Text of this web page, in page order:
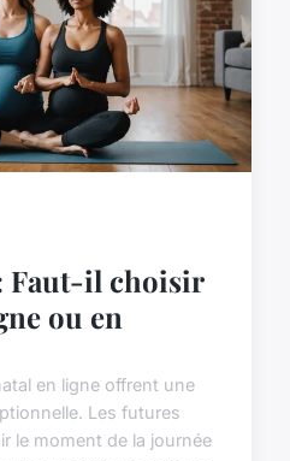
Faut-il choisir
ou en
en ligne offrent une
Les futures
le moment de la journée